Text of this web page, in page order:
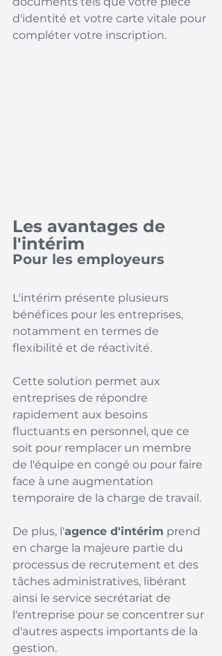
d'identité et votre carte vitale pour
compléter votre inscription.
Les avantages de
l'intérim
Pour les employeurs
L'intérim présente plusieurs
bénéfices pour les entreprises,
notamment en termes de
flexibilité et de réactivité.
Cette solution permet aux
entreprises de répondre
rapidement aux besoins
fluctuants en personnel, que ce
soit pour remplacer un membre
de l'équipe en congé ou pour faire
face à une augmentation
temporaire de la charge de travail.
De plus, l'agence d'intérim prend
en charge la majeure partie du
processus de recrutement et des
tâches administratives, libérant
ainsi le service secrétariat de
l'entreprise pour se concentrer sur
d'autres aspects importants de la
gestion.